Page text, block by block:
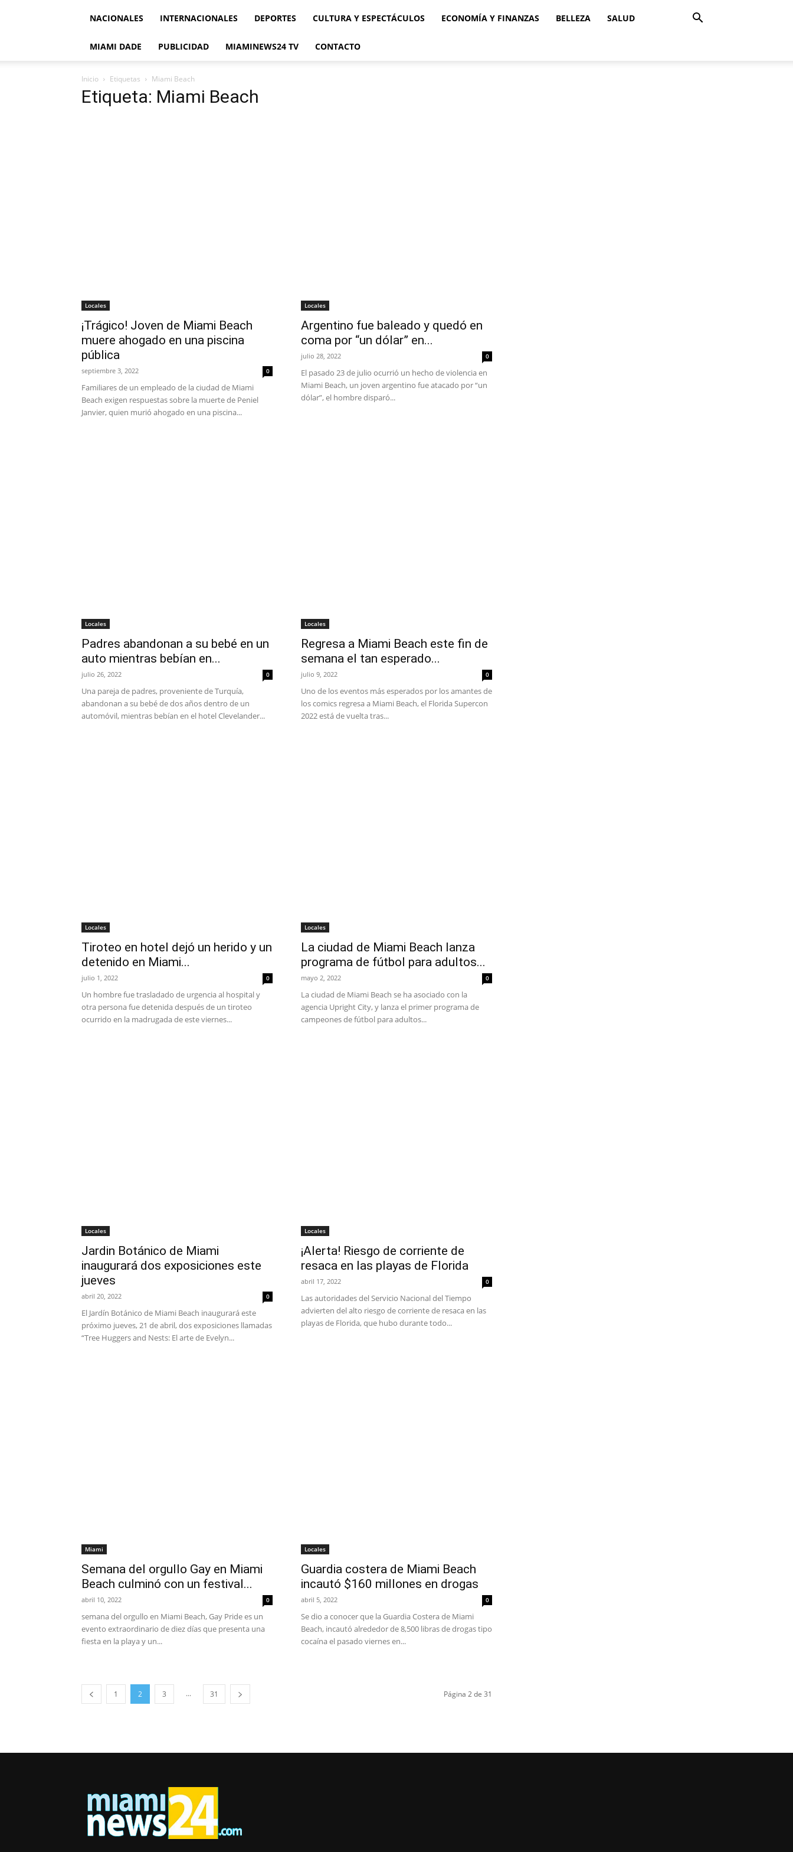
NACIONALES INTERNACIONALES DEPORTES CULTURA Y ESPECTÁCULOS ECONOMÍA Y FINANZAS BELLEZA SALUD
MIAMI DADE PUBLICIDAD MIAMINEWS24 TV CONTACTO
Inicio Etiquetas Miami Beach
Etiqueta: Miami Beach
Locales
¡Trágico! Joven de Miami Beach
muere ahogado en una piscina
pública
septiembre 3, 2022 0
Familiares de un empleado de la ciudad de Miami
Beach exigen respuestas sobre la muerte de Peniel
Janvier, quien murió ahogado en una piscina...
Locales
Argentino fue baleado y quedó en
coma por “un dólar” en...
julio 28, 2022 0
El pasado 23 de julio ocurrió un hecho de violencia en
Miami Beach, un joven argentino fue atacado por “un
dólar”, el hombre disparó...
Locales
Padres abandonan a su bebé en un
auto mientras bebían en...
julio 26, 2022 0
Una pareja de padres, proveniente de Turquía,
abandonan a su bebé de dos años dentro de un
automóvil, mientras bebían en el hotel Clevelander...
Locales
Regresa a Miami Beach este fin de
semana el tan esperado...
julio 9, 2022 0
Uno de los eventos más esperados por los amantes de
los comics regresa a Miami Beach, el Florida Supercon
2022 está de vuelta tras...
Locales
Tiroteo en hotel dejó un herido y un
detenido en Miami...
julio 1, 2022 0
Un hombre fue trasladado de urgencia al hospital y
otra persona fue detenida después de un tiroteo
ocurrido en la madrugada de este viernes...
Locales
La ciudad de Miami Beach lanza
programa de fútbol para adultos...
mayo 2, 2022 0
La ciudad de Miami Beach se ha asociado con la
agencia Upright City, y lanza el primer programa de
campeones de fútbol para adultos...
Locales
Jardin Botánico de Miami
inaugurará dos exposiciones este
jueves
abril 20, 2022 0
El Jardín Botánico de Miami Beach inaugurará este
próximo jueves, 21 de abril, dos exposiciones llamadas
“Tree Huggers and Nests: El arte de Evelyn...
Locales
¡Alerta! Riesgo de corriente de
resaca en las playas de Florida
abril 17, 2022 0
Las autoridades del Servicio Nacional del Tiempo
advierten del alto riesgo de corriente de resaca en las
playas de Florida, que hubo durante todo...
Miami
Semana del orgullo Gay en Miami
Beach culminó con un festival...
abril 10, 2022 0
semana del orgullo en Miami Beach, Gay Pride es un
evento extraordinario de diez días que presenta una
fiesta en la playa y un...
Locales
Guardia costera de Miami Beach
incautó $160 millones en drogas
abril 5, 2022 0
Se dio a conocer que la Guardia Costera de Miami
Beach, incautó alrededor de 8,500 libras de drogas tipo
cocaína el pasado viernes en...
1 2 3 ... 31 Página 2 de 31